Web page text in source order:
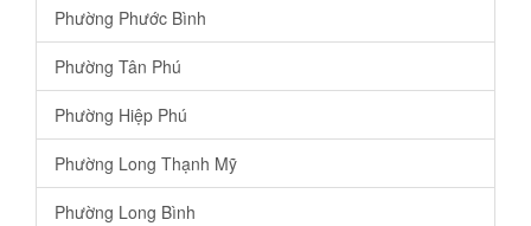
Phường Phước Bình
Phường Tân Phú
Phường Hiệp Phú
Phường Long Thạnh Mỹ
Phường Long Bình